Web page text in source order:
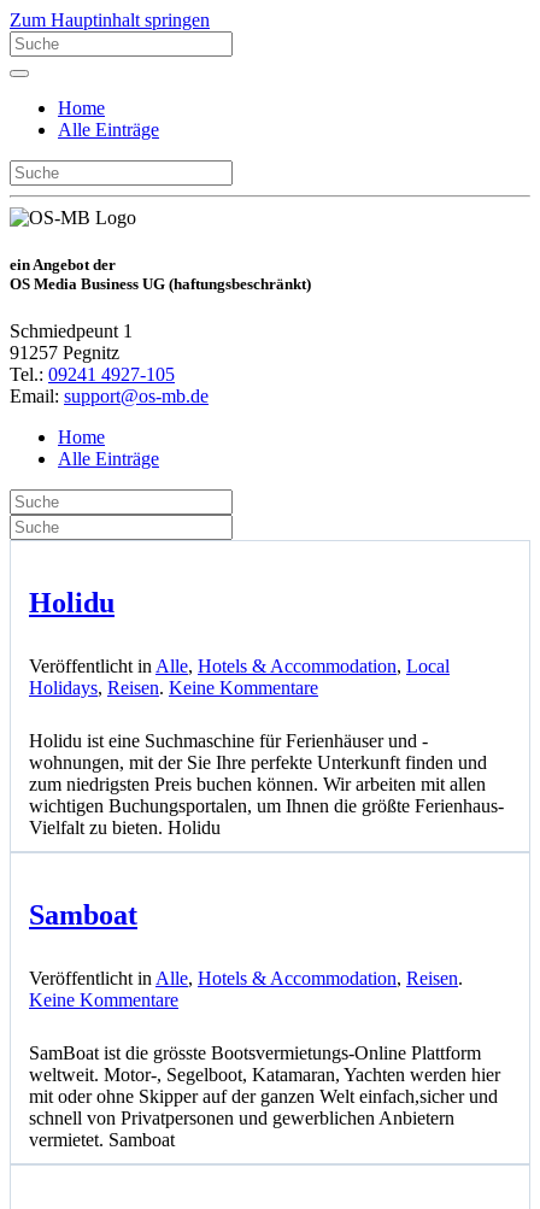
Zum Hauptinhalt springen
Home
Alle Einträge
ein Angebot der
OS Media Business UG (haftungsbeschränkt)
Schmiedpeunt 1
91257 Pegnitz
Tel.: 09241 4927-105
Email: support@os-mb.de
Home
Alle Einträge
Holidu
Veröffentlicht in Alle, Hotels & Accommodation, Local
Holidays, Reisen. Keine Kommentarezu
Holidu ist eine Suchmaschine für Ferienhäuser und -
wohnungen, mit der Sie Ihre perfekte Unterkunft finden und
zum niedrigsten Preis buchen können. Wir arbeiten mit allen
wichtigen Buchungsportalen, um Ihnen die größte Ferienhaus-
Vielfalt zu bieten. Holidu
Samboat
Veröffentlicht in Alle, Hotels & Accommodation, Reisen.
Keine Kommentarezu
SamBoat ist die grösste Bootsvermietungs-Online Plattform
weltweit. Motor-, Segelboot, Katamaran, Yachten werden hier
mit oder ohne Skipper auf der ganzen Welt einfach,sicher und
schnell von Privatpersonen und gewerblichen Anbietern
vermietet. Samboat